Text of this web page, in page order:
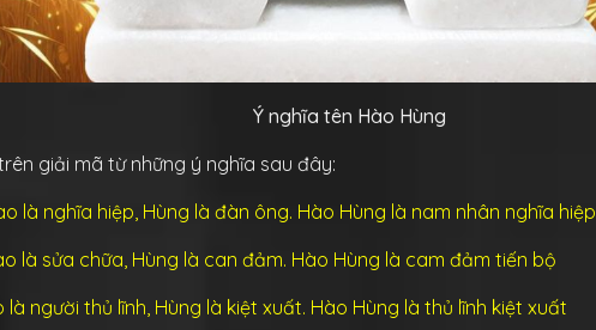
Ý nghĩa tên Hào Hùng
giải mã từ những ý nghĩa sau đây:
là nghĩa hiệp, Hùng là đàn ông. Hào Hùng là nam nhân nghĩa hiệp
là sửa chữa, Hùng là can đảm. Hào Hùng là cam đảm tiến bộ
là người thủ lĩnh, Hùng là kiệt xuất. Hào Hùng là thủ lĩnh kiệt xuất